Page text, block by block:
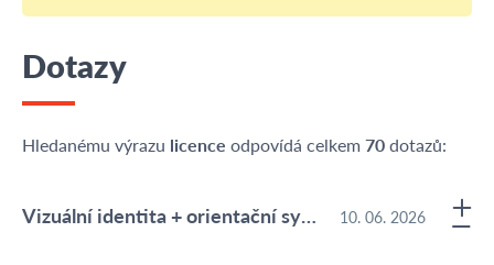
Dotazy
Hledanému výrazu licence odpovídá celkem 70dotazů:
Vizuální identita + orientační systém + navazující služby 10. 06. 2026